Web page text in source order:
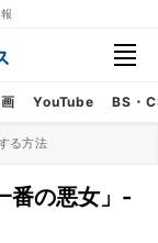
YouTube BS・
る方法
番の悪女」-